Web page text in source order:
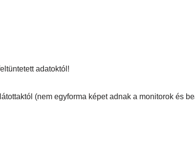
adatoktól!
(nem egyforma képet adnak a monitorok és